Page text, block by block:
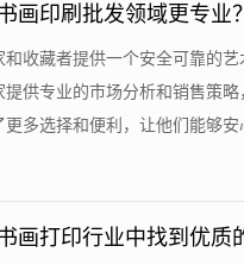
画印刷批发领域更专业？
和收藏者提供一个安全可靠的
供专业的市场分析和销售策
多选择和便利，让他们能够
画打印行业中找到优质